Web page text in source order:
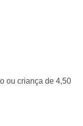
ou criança de 4,50